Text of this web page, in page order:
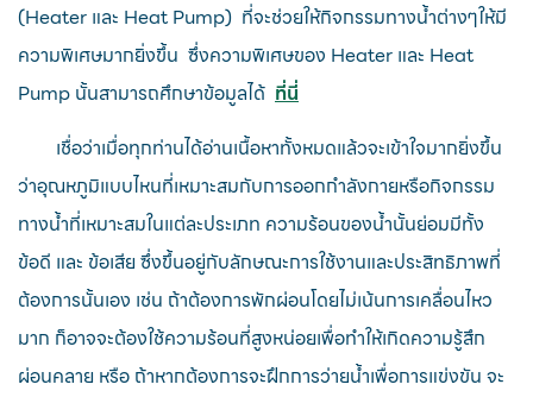
(Heater และ Heat Pump) ที่จะช่วยให้กิจกรรมทางน้ำต่างๆให้มี
ความพิเศษมากยิ่งขึ้น ซึ่งความพิเศษของ Heater และ Heat
Pump นั้นสามารถศึกษาข้อมูลได้ ที่นี่
เชื่อว่าเมื่อทุกท่านได้อ่านเนื้อหาทั้งหมดแล้วจะเข้าใจมากยิ่งขึ้น
ว่าอุณหภูมิแบบไหนที่เหมาะสมกับการออกกำลังกายหรือกิจกรรม
ทางน้ำที่เหมาะสมในแต่ละประเภท ความร้อนของน้ำนั้นย่อมมีทั้ง
ข้อดี และ ข้อเสีย ซึ่งขึ้นอยู่กับลักษณะการใช้งานและประสิทธิภาพที่
ต้องการนั้นเอง เช่น ถ้าต้องการพักผ่อนโดยไม่เน้นการเคลื่อนไหว
มาก ก็อาจจะต้องใช้ความร้อนที่สูงหน่อยเพื่อทำให้เกิดความรู้สึก
ผ่อนคลาย หรือ ถ้าหากต้องการจะฝึกการว่ายน้ำเพื่อการแข่งขัน จะ